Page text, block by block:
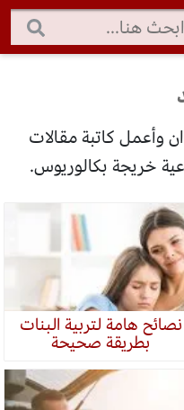
وأعمل كاتبة مقالات
خريجة بكالوريوس.
نصائح هامة لتربية البنات
بطريقة صحيحة